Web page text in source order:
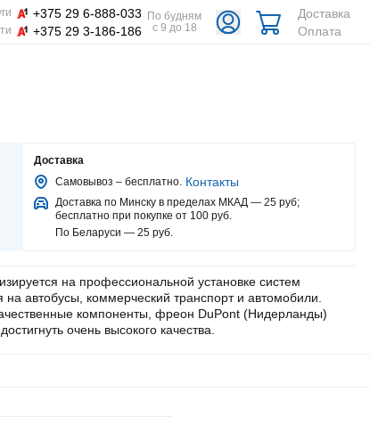
+375 29 6-888-033
+375 29 3-186-186
По будням
с 9 до 18
Доставка
Оплата
Доставка
Самовывоз – бесплатно. Контакты
Доставка по Минску в пределах МКАД — 25 руб;
бесплатно при покупке от 100 руб.
По Беларуси — 25 руб.
на профессиональной установке систем
на автобусы, коммерческий транспорт и автомобили.
компоненты, фреон DuPont (Нидерланды)
очень высокого качества.